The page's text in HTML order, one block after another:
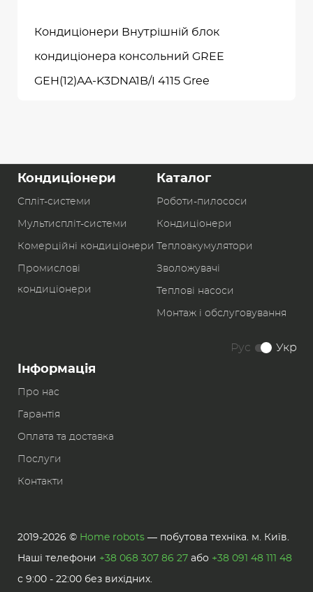
Кондиціонери Внутрішній блок
кондиціонера консольний GREE
GEH(12)AA-K3DNA1B/I 4115 Gree
Кондиціонери
Спліт-системи
Мультиспліт-системи
Комерційні кондиціонери
Промислові
кондиціонери
Каталог
Роботи-пилоcоси
Кондиціонери
Теплоакумулятори
Зволожувачі
Теплові насоси
Монтаж і обслуговування
Інформація
Про нас
Гарантія
Оплата та доставка
Послуги
Контакти
2019-2026 © Home robots — побутова техніка. м. Київ.
Наші телефони +38 068 307 86 27 або +38 091 48 111 48
с 9:00 - 22:00 без вихідних.
Рус Укр